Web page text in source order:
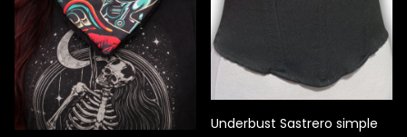
Underbust Sastrero simple